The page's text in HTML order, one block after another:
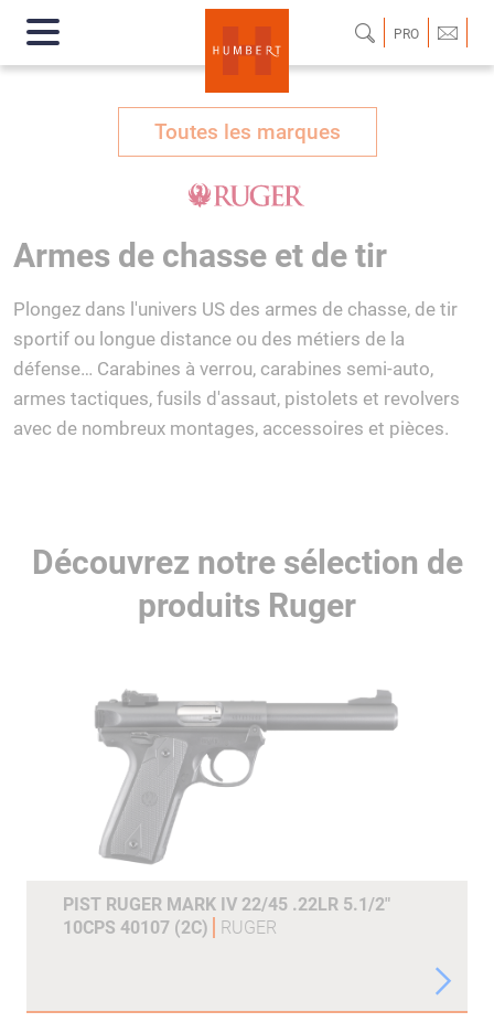
PRO
Toutes les marques
Armes de chasse et de tir
Plongez dans l'univers US des armes de chasse, de tir
sportif ou longue distance ou des métiers de la
défense… Carabines à verrou, carabines semi-auto,
armes tactiques, fusils d'assaut, pistolets et revolvers
avec de nombreux montages, accessoires et pièces.
Découvrez notre sélection de
produits Ruger
PIST RUGER MARK IV 22/45 .22LR 5.1/2"
10CPS 40107 (2C)
RUGER